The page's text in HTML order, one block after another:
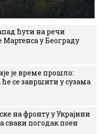
ћути на речи
Мартенса у Београду
је време прошло:
ће се завршити у сузама
на фронту у Украјини
сваки погодак поен